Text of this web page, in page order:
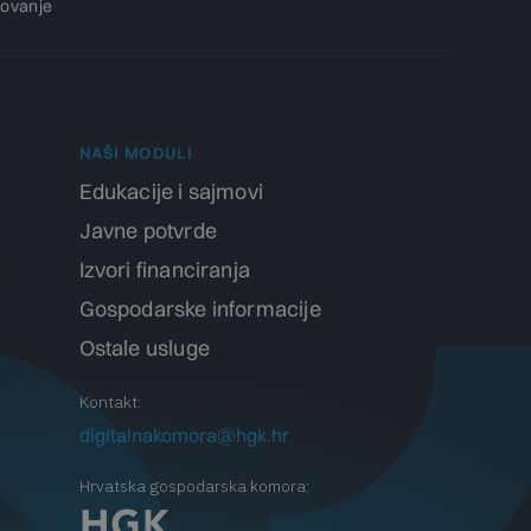
NAŠI MODULI
Edukacije i sajmovi
Javne potvrde
Izvori financiranja
Gospodarske informacije
Ostale usluge
Kontakt:
digitalnakomora@hgk.hr
Hrvatska gospodarska komora: